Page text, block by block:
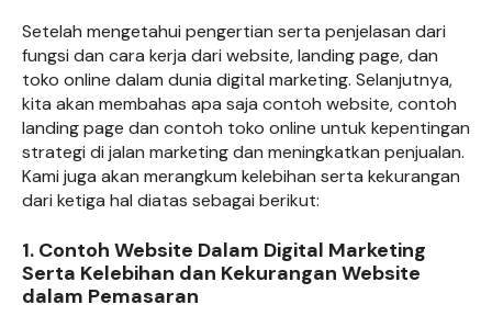
Setelah mengetahui pengertian serta penjelasan dari
fungsi dan cara kerja dari website, landing page, dan
toko online dalam dunia digital marketing. Selanjutnya,
kita akan membahas apa saja contoh website, contoh
landing page dan contoh toko online untuk kepentingan
strategi di jalan marketing dan meningkatkan penjualan.
Kami juga akan merangkum kelebihan serta kekurangan
dari ketiga hal diatas sebagai berikut:
1. Contoh Website Dalam Digital Marketing
Serta Kelebihan dan Kekurangan Website
dalam Pemasaran